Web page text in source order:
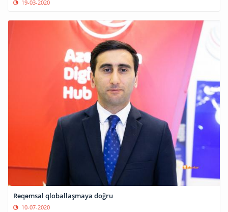
19-03-2020
Rəqəmsal qloballaşmaya doğru
10-07-2020